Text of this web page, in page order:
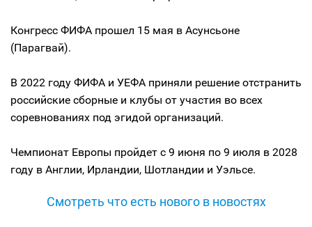
Конгресс ФИФА прошел 15 мая в Асунсьоне
(Парагвай).
В 2022 году ФИФА и УЕФА приняли решение отстранить
российские сборные и клубы от участия во всех
соревнованиях под эгидой организаций.
Чемпионат Европы пройдет с 9 июня по 9 июля в 2028
году в Англии, Ирландии, Шотландии и Уэльсе.
Смотреть что есть нового в новостях